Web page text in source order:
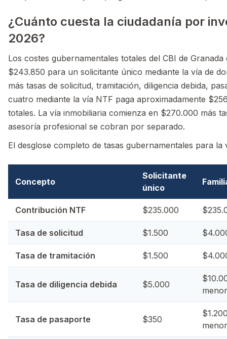
¿Cuánto cuesta la ciudadanía por
2026?
Los costes gubernamentales totales del CBI de
$243.850 para un solicitante único mediante la vía de
más tasas de solicitud, tramitación, diligencia debida,
cuatro mediante la vía NTF paga aproximadamente
totales. La vía inmobiliaria comienza en $270.000 más
asesoría profesional se cobran por separado.
El desglose completo de tasas gubernamentales para la
Concepto
Solicitante
único
Contribución NTF $235.000
Tasa de solicitud $1.500
Tasa de tramitación $1.500
Tasa de diligencia debida $5.000
Tasa de pasaporte $350